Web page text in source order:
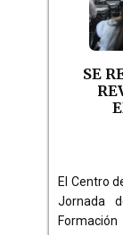
SE
El Centro
Jornada